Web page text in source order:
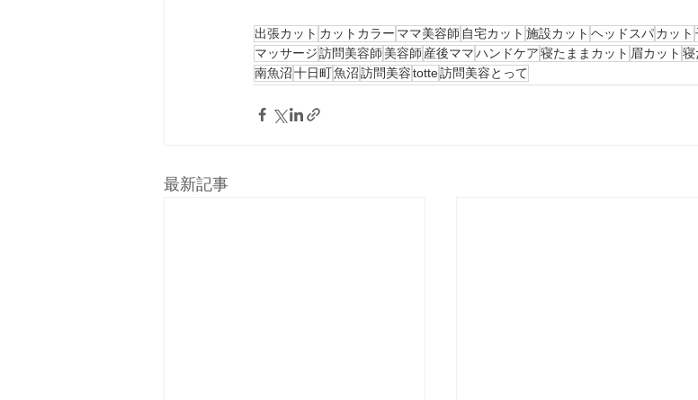
出張カット カットカラー ママ美容師 自宅カット 施設カット ヘッドスパカット
マッサージ訪問美容師 美容師 産後ママハンドケア寝たままカット 眉カット 寝
南魚沼十日町魚沼訪問美容totte訪問美容とって
最新記事